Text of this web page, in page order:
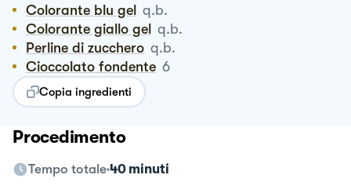
Colorante blu gel q.b.
Colorante giallo gel q.b.
Perline di zucchero q.b.
Cioccolato fondente 6
Copia ingredienti
Procedimento
Tempo totale 40 minuti